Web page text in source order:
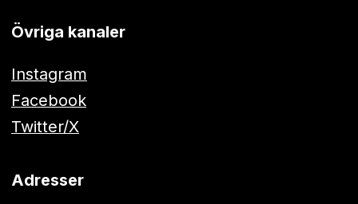
Övriga kanaler
Instagram
Facebook
Twitter/X
Adresser